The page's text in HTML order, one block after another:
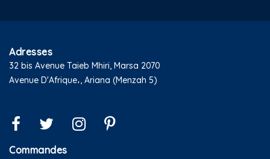
Adresses
32 bis Avenue Taieb Mhiri, Marsa 2070
Avenue D'Afrique،, Ariana (Menzah 5)
Commandes